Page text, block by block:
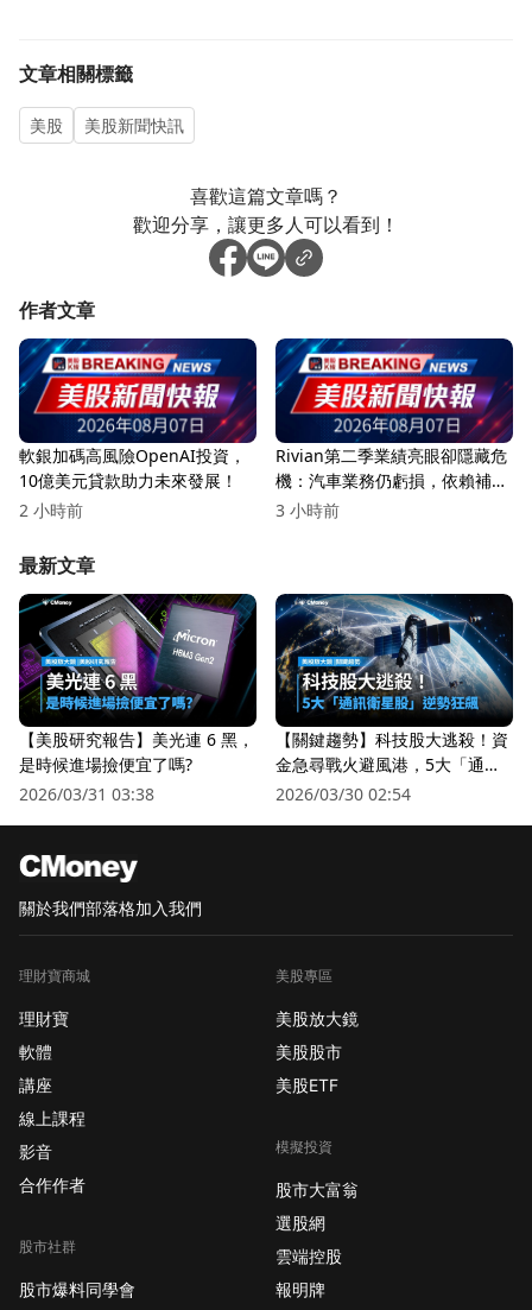
文章相關標籤
美股 美股新聞快訊
喜歡這篇文章嗎？
歡迎分享，讓更多人可以看到！
作者文章
軟銀加碼高風險OpenAI投資，
10億美元貸款助力未來發展！
2 小時前
Rivian第二季業績亮眼卻隱藏危
機：汽車業務仍虧損，依賴補貼
與合作
3 小時前
最新文章
【美股研究報告】美光連 6 黑，
是時候進場撿便宜了嗎?
2026/03/31 03:38
【關鍵趨勢】科技股大逃殺！資
金急尋戰火避風港，5大「通訊
衛星股」逆勢狂飆
2026/03/30 02:54
關於我們部落格加入我們
理財寶商城
理財寶
軟體
講座
線上課程
影音
合作作者
股市社群
股市爆料同學會
美股專區
美股放大鏡
美股股市
美股ETF
模擬投資
股市大富翁
選股網
雲端控股
報明牌